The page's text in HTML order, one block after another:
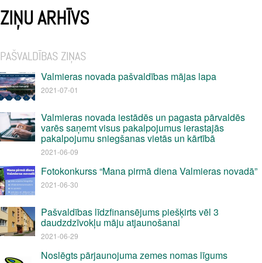
ZIŅU ARHĪVS
PAŠVALDĪBAS ZIŅAS
Valmieras novada pašvaldības mājas lapa
2021-07-01
Valmieras novada iestādēs un pagasta pārvaldēs
varēs saņemt visus pakalpojumus ierastajās
pakalpojumu sniegšanas vietās un kārtībā
2021-06-09
Fotokonkurss “Mana pirmā diena Valmieras novadā”
2021-06-30
Pašvaldības līdzfinansējums piešķirts vēl 3
daudzdzīvokļu māju atjaunošanai
2021-06-29
Noslēgts pārjaunojuma zemes nomas līgums